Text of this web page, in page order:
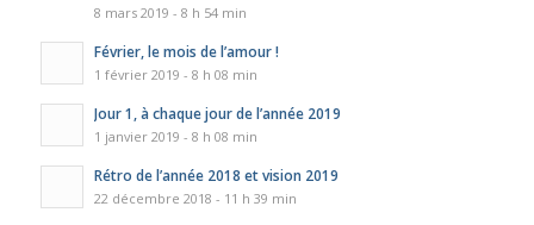
8 mars 2019 - 8 h 54 min
Février, le mois de l’amour !
1 février 2019 - 8 h 08 min
Jour 1, à chaque jour de l’année 2019
1 janvier 2019 - 8 h 08 min
Rétro de l’année 2018 et vision 2019
22 décembre 2018 - 11 h 39 min